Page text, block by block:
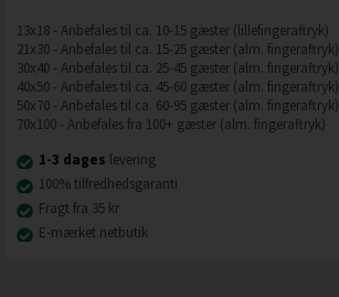
13x18 - Anbefales til ca. 10-15 gæster (lillefingeraftryk)
21x30 - Anbefales til ca. 15-25 gæster (alm. fingeraftryk)
30x40 - Anbefales til ca. 25-45 gæster (alm. fingeraftryk)
40x50 - Anbefales til ca. 45-60 gæster (alm. fingeraftryk)
50x70 - Anbefales til ca. 60-95 gæster (alm. fingeraftryk)
70x100 - Anbefales fra 100+ gæster (alm. fingeraftryk)
1-3 dages levering
100% tilfredhedsgaranti
Fragt fra 35 kr
E-mærket netbutik